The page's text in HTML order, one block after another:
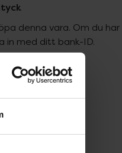
denna vara. Om du
in med ditt bank-ID.
kr